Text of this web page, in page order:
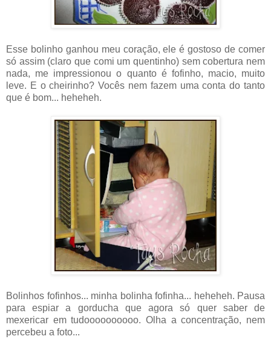
Esse bolinho ganhou meu coração, ele é gostoso de comer
só assim (claro que comi um quentinho) sem cobertura nem
nada, me impressionou o quanto é fofinho, macio, muito
leve. E o cheirinho? Vocês nem fazem uma conta do tanto
que é bom... heheheh.
Bolinhos fofinhos... minha bolinha fofinha... heheheh. Pausa
para espiar a gorducha que agora só quer saber de
mexericar em tudoooooooooo. Olha a concentração, nem
percebeu a foto...